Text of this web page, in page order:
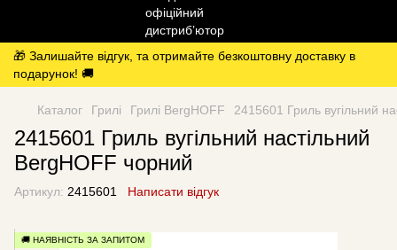
🎁 Залишайте відгук, та отримайте безкоштовну доставку в
подарунок! 🚚
Каталог Грилі Грилі BergHOFF 2415601 Гриль вугільний
2415601 Гриль вугільний настільний
BergHOFF чорний
Артикул: 2415601 Написати відгук
🚚 НАЯВНІСТЬ ЗА ЗАПИТОМ